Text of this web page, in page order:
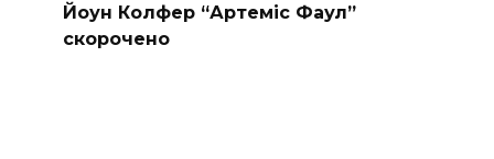
Йоун Колфер “Артеміс Фаул”
скорочено